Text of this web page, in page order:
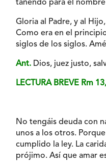
tañendo para el
Gloria al Padre, y al
Como era en el
siglos de los siglos.
Ant. Dios, juez justo,
LECTURA BREVE Rm
No tengáis deuda con
unos a los otros.
cumplido la ley. La
prójimo. Así que amar